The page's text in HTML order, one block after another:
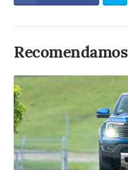
Recomendamos